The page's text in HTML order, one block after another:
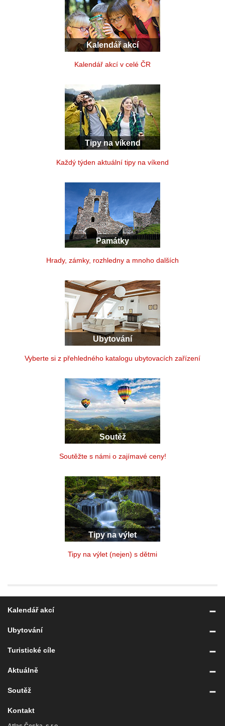
Kalendář akcí
Kalendář akcí v celé ČR
Tipy na víkend
Každý týden aktuální tipy na víkend
Památky
Hrady, zámky, rozhledny a mnoho dalších
Ubytování
Vyberte si z přehledného katalogu ubytovacích zařízení
Soutěž
Soutěžte s námi o zajímavé ceny!
Tipy na výlet
Tipy na výlet (nejen) s dětmi
Kalendář akcí
Ubytování
Turistické cíle
Aktuálně
Soutěž
Kontakt